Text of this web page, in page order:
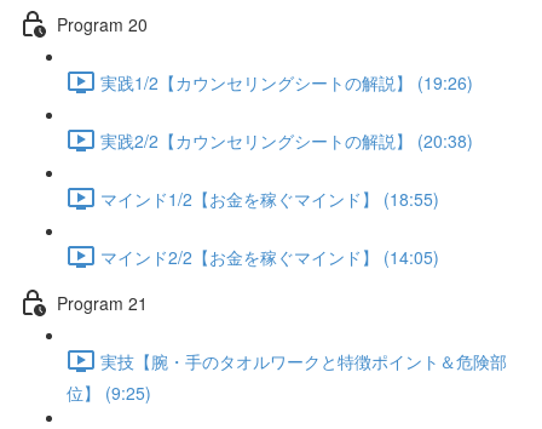
Program 20
実践1/2【カウンセリングシートの解説】 (19:26)
実践2/2【カウンセリングシートの解説】 (20:38)
マインド1/2【お金を稼ぐマインド】 (18:55)
マインド2/2【お金を稼ぐマインド】 (14:05)
Program 21
実技【腕・手のタオルワークと特徴ポイント＆危険部
位】 (9:25)